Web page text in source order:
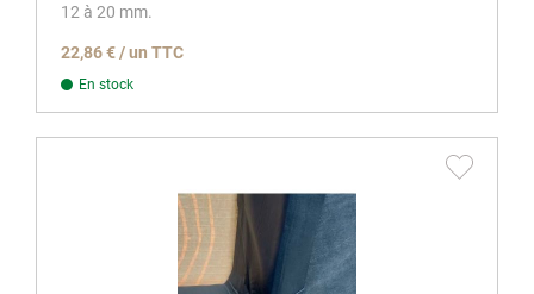
12 à 20 mm.
22,86 € / un TTC
En stock